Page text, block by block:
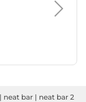
Yealink
| neat bar | neat bar 2